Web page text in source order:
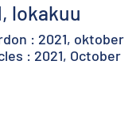
lokakuu
: 2021, oktober
: 2021, October